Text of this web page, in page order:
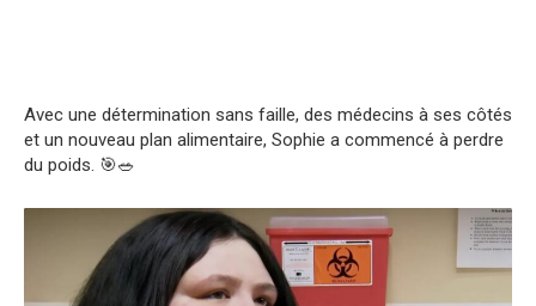
Avec une détermination sans faille, des médecins à ses côtés
et un nouveau plan alimentaire, Sophie a commencé à perdre
du poids. 🎯🥗